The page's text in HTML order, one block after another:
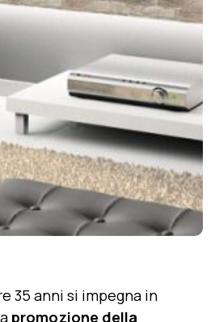
35 anni si impegna in
promozione della